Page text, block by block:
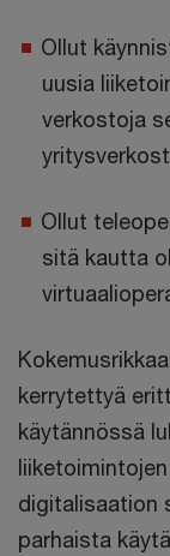
Ollut
uusia
verkostoja
Ollut
sitä kautta
kerrytettyä
käytännössä
digitalisaation
parhaista